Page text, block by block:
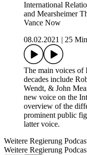
International
and Mearsheimer
Vance Now
08.02.2021
25
The main voices of
decades include
Wendt, & John
new voice on the
overview of the
prominent public
latter voice.
Weitere Regierung
Weitere Regierung